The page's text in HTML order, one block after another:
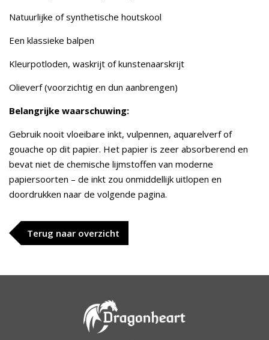
Natuurlijke of synthetische houtskool
Een klassieke balpen
Kleurpotloden, waskrijt of kunstenaarskrijt
Olieverf (voorzichtig en dun aanbrengen)
Belangrijke waarschuwing:
Gebruik nooit vloeibare inkt, vulpennen, aquarelverf of
gouache op dit papier. Het papier is zeer absorberend en
bevat niet de chemische lijmstoffen van moderne
papiersoorten – de inkt zou onmiddellijk uitlopen en
doordrukken naar de volgende pagina.
Terug naar overzicht